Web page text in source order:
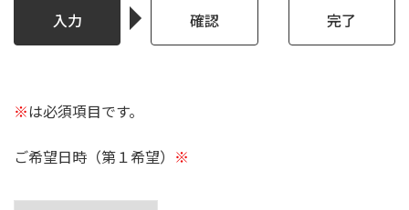
入力 確認 完了
※は必須項目です。
ご希望日時（第１希望） ※